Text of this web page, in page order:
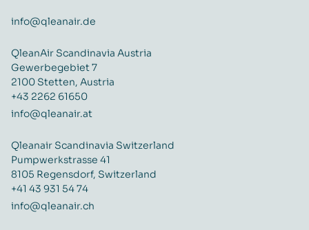
info@qleanair.de
QleanAir Scandinavia Austria
Gewerbegebiet 7
2100 Stetten, Austria
+43 2262 61650
info@qleanair.at
Qleanair Scandinavia Switzerland
Pumpwerkstrasse 41
8105 Regensdorf, Switzerland
+41 43 931 54 74
info@qleanair.ch